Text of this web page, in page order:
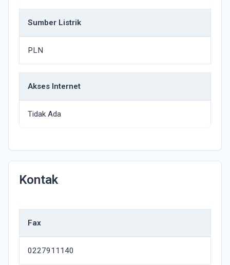
Sumber Listrik
PLN
Akses Internet
Tidak Ada
Kontak
Fax
0227911140